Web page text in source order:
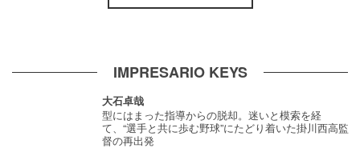
IMPRESARIO KEYS
大石卓哉
型にはまった指導からの脱却。迷いと模索を経
て、“選手と共に歩む野球”にたどり着いた掛川西高監
督の再出発